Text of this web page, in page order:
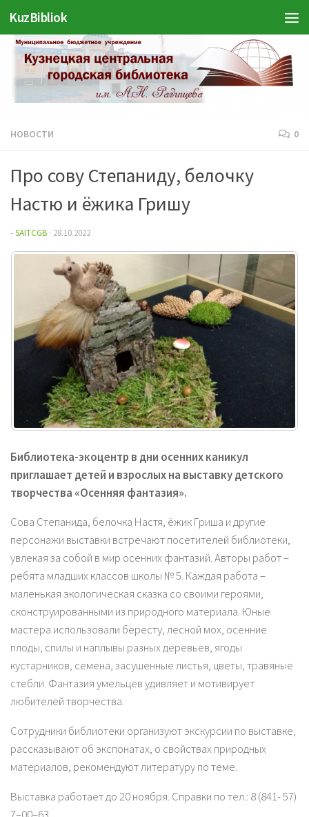
Перейти к содержимому
KuzBibliok
НОВОСТИ 0
Про сову Степаниду, белочку
Настю и ёжика Гришу
-SAITCGB · 28.10.2022
Библиотека-экоцентр в дни осенних каникул
приглашает детей и взрослых на выставку детского
творчества «Осенняя фантазия».
Сова Степанида, белочка Настя, ёжик Гриша и другие
персонажи выставки встречают посетителей библиотеки,
увлекая за собой в мир осенних фантазий. Авторы работ –
ребята младших классов школы № 5. Каждая работа –
маленькая экологическая сказка со своими героями,
сконструированными из природного материала. Юные
мастера использовали бересту, лесной мох, осенние
плоды, спилы и наплывы разных деревьев, ягоды
кустарников, семена, засушенные листья, цветы, травяные
стебли. Фантазия умельцев удивляет и мотивирует
любителей творчества.
Сотрудники библиотеки организуют экскурсии по выставке,
рассказывают об экспонатах, о свойствах природных
материалов, рекомендуют литературу по теме.
Выставка работает до 20 ноября. Справки по тел.: 8 (841- 57)